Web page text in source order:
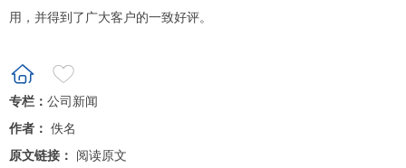
用，并得到了广大客户的一致好评。
专栏： 公司新闻
作者： 佚名
原文链接：
阅读原文